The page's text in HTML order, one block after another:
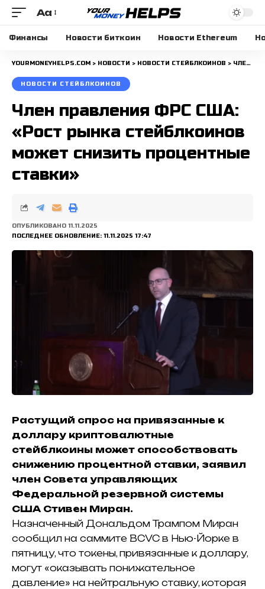
Размера
шрифта
Aa
Финансы Новости биткоин Новости Ethereum
YOURMONEYHELPS.COM > НОВОСТИ > НОВОСТИ СТЕЙБЛКОИНОВ > ЧЛЕН ПРАВЛЕНИЯ ФРС США: «РОСТ РЫНКА СТЕЙБЛКОИНОВ МОЖЕТ СНИЗИТЬ ПРОЦЕНТНЫЕ СТАВКИ»
НОВОСТИ СТЕЙБЛКОИНОВ
Член правления ФРС США:
«Рост рынка стейблкоинов
может снизить процентные
ставки»
ПОСЛЕДНЕЕ ОБНОВЛЕНИЕ: 11.11.2025 17:47
ОПУБЛИКОВАНО 11.11.2025
Растущий спрос на привязанные к
доллару криптовалютные
стейблкоины может способствовать
снижению процентной ставки, заявил
член Совета управляющих
Федеральной резервной системы
США Стивен Миран.
Назначенный Дональдом Трампом Миран
сообщил на саммите BCVC в Нью-Йорке в
пятницу, что токены, привязанные к доллару,
могут «оказывать понижательное
давление» на нейтральную ставку, которая